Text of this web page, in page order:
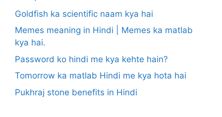
Goldfish ka scientific naam kya hai
Memes meaning in Hindi | Memes ka matlab
kya hai.
Password ko hindi me kya kehte hain?
Tomorrow ka matlab Hindi me kya hota hai
Pukhraj stone benefits in Hindi